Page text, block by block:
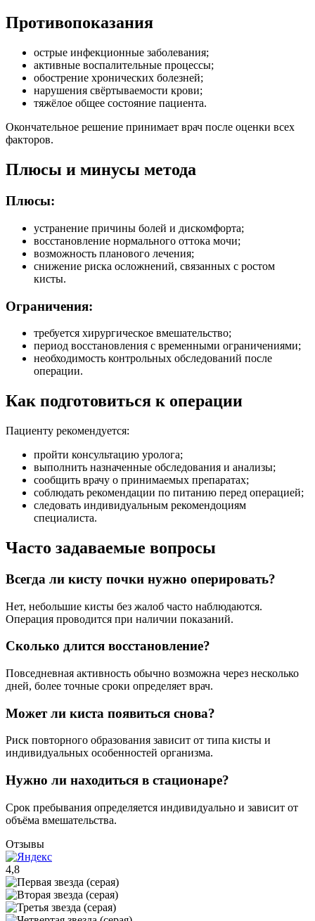
Противопоказания
острые инфекционные заболевания;
активные воспалительные процессы;
обострение хронических болезней;
нарушения свёртываемости крови;
тяжёлое общее состояние пациента.
Окончательное решение принимает врач после оценки всех
факторов.
Плюсы и минусы метода
Плюсы:
устранение причины болей и дискомфорта;
восстановление нормального оттока мочи;
возможность планового лечения;
снижение риска осложнений, связанных с ростом
кисты.
Ограничения:
требуется хирургическое вмешательство;
период восстановления с временными ограничениями;
необходимость контрольных обследований после
операции.
Как подготовиться к операции
Пациенту рекомендуется:
пройти консультацию уролога;
выполнить назначенные обследования и анализы;
сообщить врачу о принимаемых препаратах;
соблюдать рекомендации по питанию перед операцией;
следовать индивидуальным рекомендоциям
специалиста.
Часто задаваемые вопросы
Всегда ли кисту почки нужно оперировать?
Нет, небольшие кисты без жалоб часто наблюдаются.
Операция проводится при наличии показаний.
Сколько длится восстановление?
Повседневная активность обычно возможна через несколько
дней, более точные сроки определяет врач.
Может ли киста появиться снова?
Риск повторного образования зависит от типа кисты и
индивидуальных особенностей организма.
Нужно ли находиться в стационаре?
Срок пребывания определяется индивидуально и зависит от
объёма вмешательства.
Отзывы
4,8